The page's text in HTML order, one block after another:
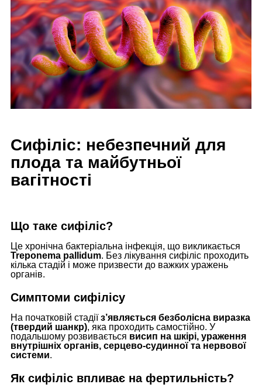
Сифіліс: небезпечний для
плода та майбутньої
вагітності
Що таке сифіліс?
Це хронічна бактеріальна інфекція, що викликається
Treponema pallidum. Без лікування сифіліс проходить
кілька стадій і може призвести до важких уражень
органів.
Симптоми сифілісу
На початковій стадіїз’являється безболісна виразка
(твердий шанкр), яка проходить самостійно. У
подальшому розвивається висип на шкірі, ураження
внутрішніх органів, серцево-судинної та нервової
системи.
Як сифіліс впливає на фертильність?